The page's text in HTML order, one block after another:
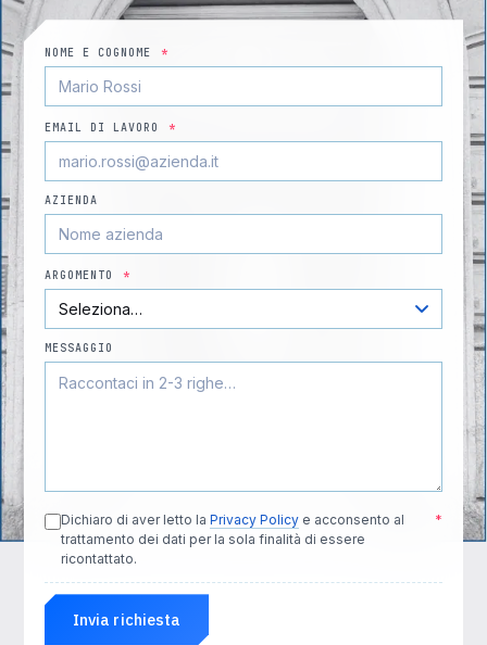
NOME E COGNOME *
EMAIL DI LAVORO *
AZIENDA
ARGOMENTO *
MESSAGGIO
Dichiaro di aver letto la Privacy Policy e acconsento al
trattamento dei dati per la sola finalità di essere
ricontattato.
*
Invia richiesta